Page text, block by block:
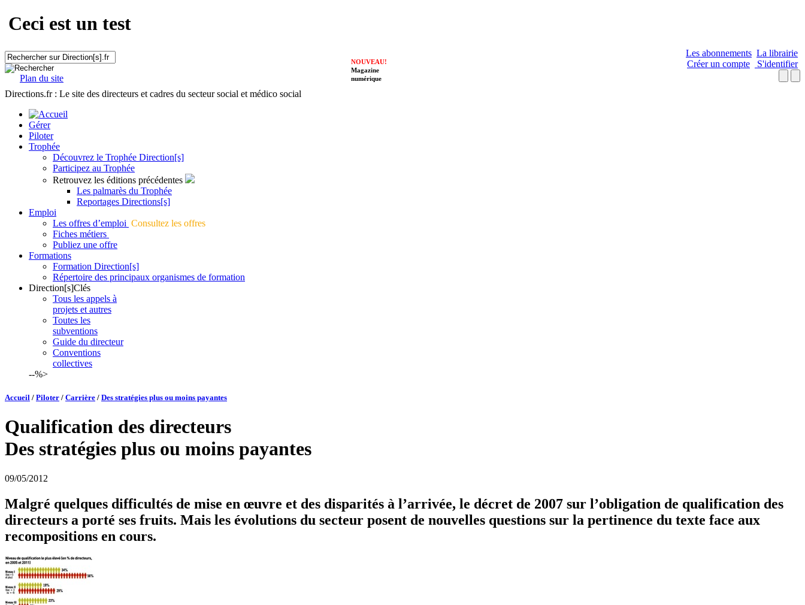
Ceci est un test
Plan du site
Les abonnements La librairie
Créer un compte
S'identifier
NOUVEAU!
Magazine
numérique
Directions.fr : Le site des directeurs et cadres du secteur social et médico social
Gérer
Piloter
Trophée
Découvrez le Trophée Direction[s]
Participez au Trophée
Retrouvez les éditions précédentes
Les palmarès du Trophée
Reportages Directions[s]
Emploi
Les offres d’emploi Consultez les offres
Fiches métiers
Publiez une offre
Formations
Formation Direction[s]
Répertoire des principaux organismes de formation
Direction[s]Clés
Tous les appels à
projets et autres
Toutes les
subventions
Guide du directeur
Conventions
collectives
--%>
Accueil / Piloter / Carrière / Des stratégies plus ou moins payantes
Qualification des directeurs
Des stratégies plus ou moins payantes
09/05/2012
Malgré quelques difficultés de mise en œuvre et des disparités à l’arrivée, le décret de 2007 sur l’obligation de qualification des
directeurs a porté ses fruits. Mais les évolutions du secteur posent de nouvelles questions sur la pertinence du texte face aux
recompositions en cours.